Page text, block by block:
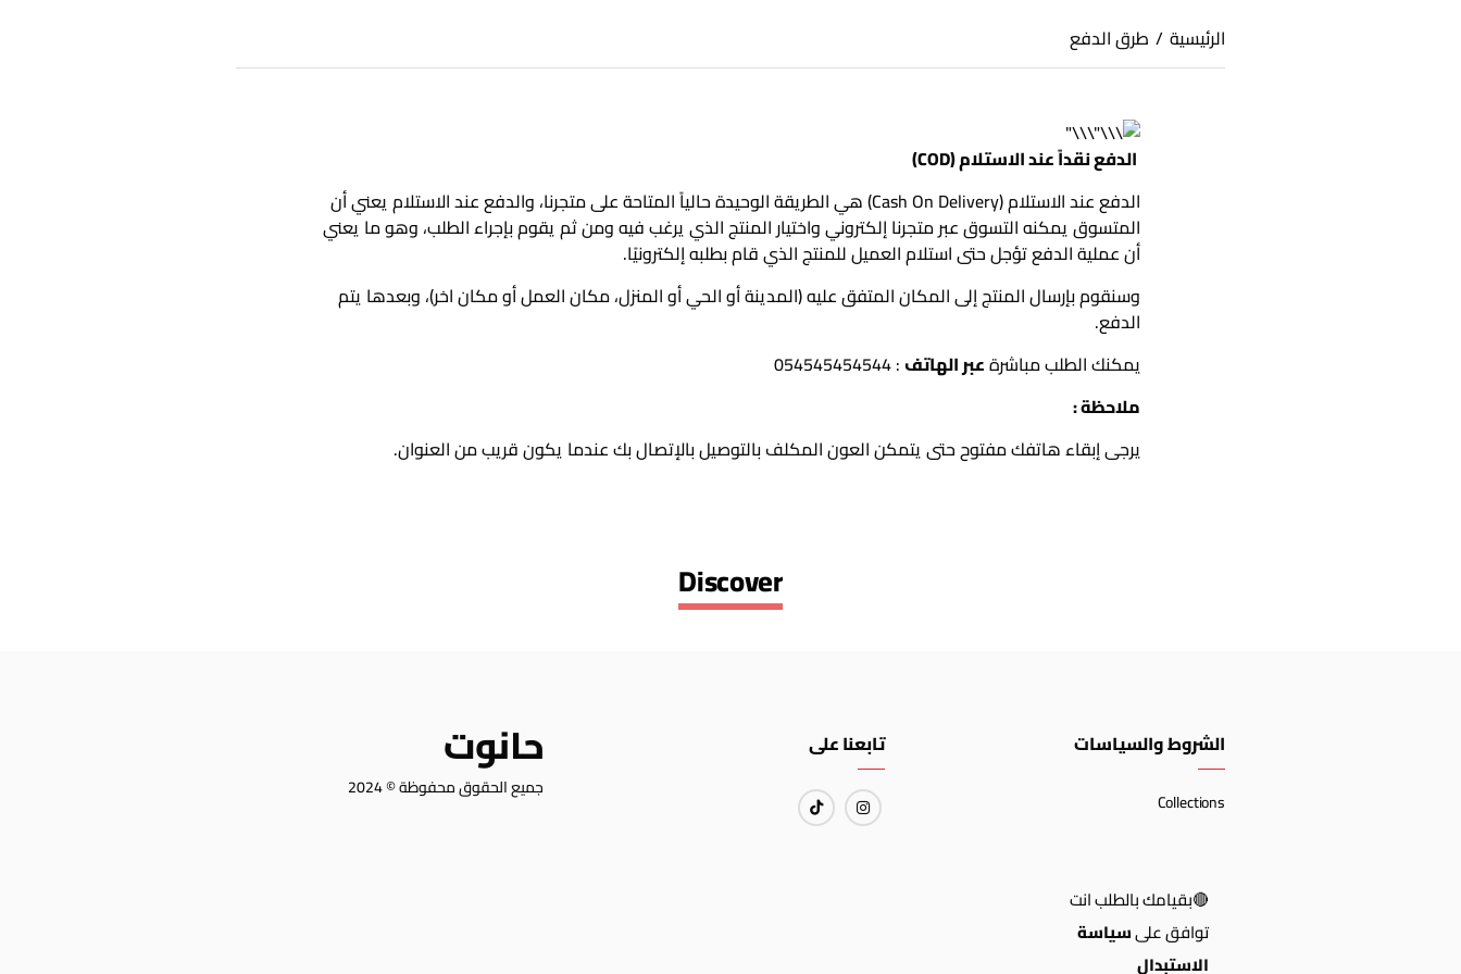
الرئيسية / طرق الدفع
الدفع نقداً عند الاستلام (COD)
الدفع عند الاستلام (Cash On Delivery) هي الطريقة الوحيدة حالياً المتاحة على متجرنا، والدفع عند الاستلام يعني أن
المتسوق يمكنه التسوق عبر متجرنا إلكتروني واختيار المنتج الذي يرغب فيه ومن ثم يقوم بإجراء الطلب، وهو ما يعني
أن عملية الدفع تؤجل حتى استلام العميل للمنتج الذي قام بطلبه إلكترونيًا.
وسنقوم بإرسال المنتج إلى المكان المتفق عليه (المدينة أو الحي أو المنزل، مكان العمل أو مكان اخر)، وبعدها يتم
الدفع.
يمكنك الطلب مباشرةعبر الهاتف: 054545454544
ملاحظة :
يرجى إبقاء هاتفك مفتوح حتى يتمكن العون المكلف بالتوصيل بالإتصال بك عندما يكون قريب من العنوان.
Discover
الشروط والسياسات
Collections
🔴بقيامك بالطلب انت
توافق علىسياسة
الاستبدال
تابعنا على حانوت
جميع الحقوق محفوظة © 2024